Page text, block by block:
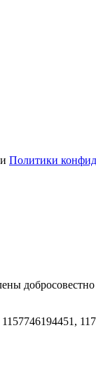
Политики